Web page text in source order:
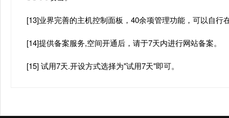
[13]业界完善的主机控制面板，40余项管理功能，可以自行
[14]提供备案服务,空间开通后，请于7天内进行网站备案。
[15] 试用7天.开设方式选择为"试用7天"即可。